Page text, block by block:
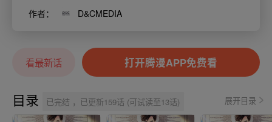
作者： D&CMEDIA
看最新话 打开腾漫APP免费看
目录 已完结 ，已更新159话 (可试读至13话) 展开目录